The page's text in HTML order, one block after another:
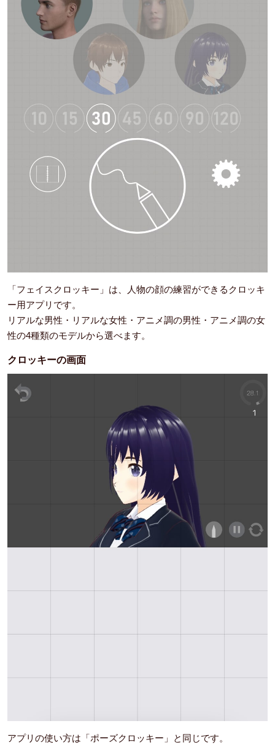
「フェイスクロッキー」は、人物の顔の練習ができるクロッキ
ー用アプリです。
リアルな男性・リアルな女性・アニメ調の男性・アニメ調の女
性の4種類のモデルから選べます。
クロッキーの画面
アプリの使い方は「ポーズクロッキー」と同じです。